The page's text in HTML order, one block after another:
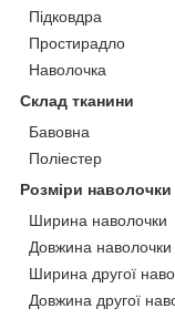
Підковдра
Простирадло
Наволочка
Склад тканини
Бавовна
Поліестер
Розміри наволочки
Ширина наволочки
Довжина наволочки
Ширина другої
Довжина другої